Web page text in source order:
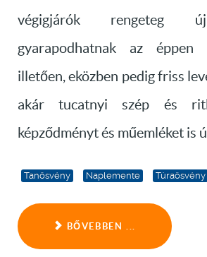
végigjárók rengeteg
gyarapodhatnak az
illetően, eközben pedig friss
akár tucatnyi szép és
képződményt és műemléket is
Tanösvény Naplemente Túraösvény
BŐVEBBEN ...